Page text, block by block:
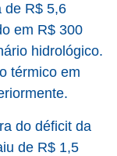
de R$ 5,6
em R$ 300
hidrológico.
térmico em
do déficit da
de R$ 1,5